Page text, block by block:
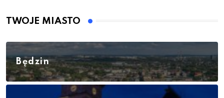
TWOJE MIASTO
Będzin